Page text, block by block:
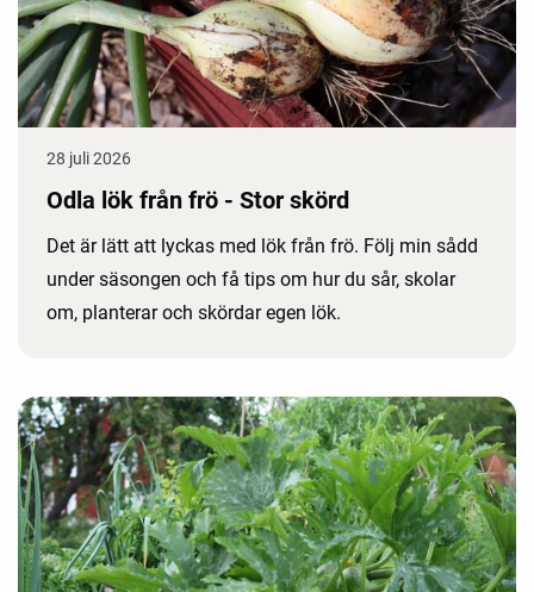
28 juli 2026
Odla lök från frö - Stor skörd
Det är lätt att lyckas med lök från frö. Följ min sådd
under säsongen och få tips om hur du sår, skolar
om, planterar och skördar egen lök.